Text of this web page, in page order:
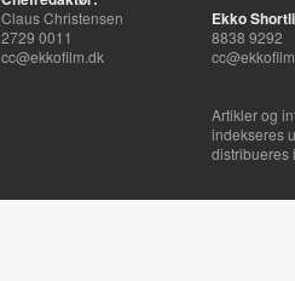
Claus Christensen
2729 0011
cc@ekkofilm.dk
Ekko
8838 9292
Artikler og
indekseres
distribueres